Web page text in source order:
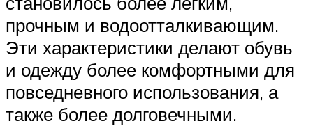
прочным и водоотталкивающим.
Эти характеристики делают обувь
и одежду более комфортными для
повседневного использования, а
также более долговечными.